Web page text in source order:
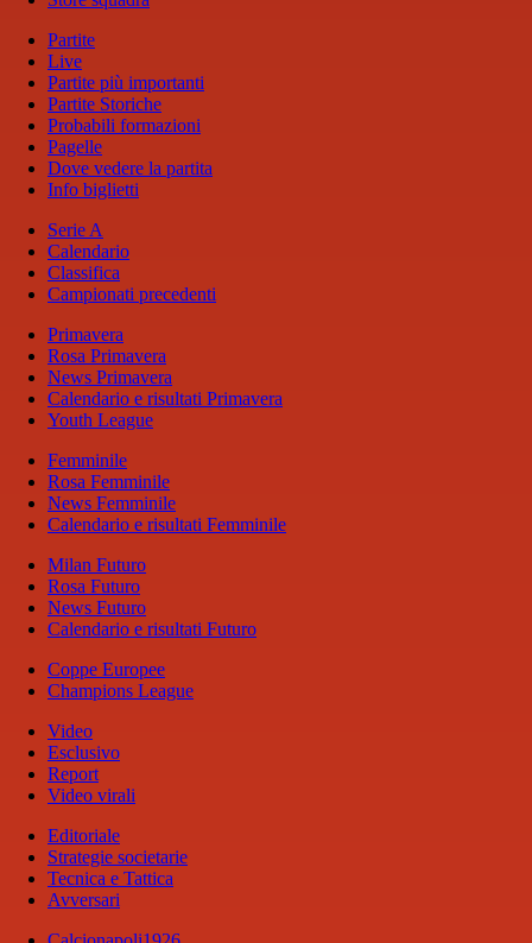
Partite
Live
Partite più importanti
Partite Storiche
Probabili formazioni
Pagelle
Dove vedere la partita
Info biglietti
Serie A
Calendario
Classifica
Campionati precedenti
Primavera
Rosa Primavera
News Primavera
Calendario e risultati Primavera
Youth League
Femminile
Rosa Femminile
News Femminile
Calendario e risultati Femminile
Milan Futuro
Rosa Futuro
News Futuro
Calendario e risultati Futuro
Coppe Europee
Champions League
Video
Esclusivo
Report
Video virali
Editoriale
Strategie societarie
Tecnica e Tattica
Avversari